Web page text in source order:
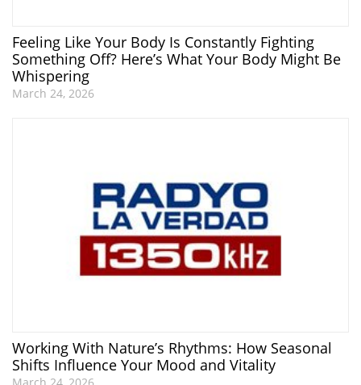
Feeling Like Your Body Is Constantly Fighting
Something Off? Here’s What Your Body Might Be
Whispering
March 24, 2026
Working With Nature’s Rhythms: How Seasonal
Shifts Influence Your Mood and Vitality
March 24, 2026